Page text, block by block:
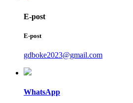
E-post
E-post
gdboke2023@gmail.com
WhatsApp